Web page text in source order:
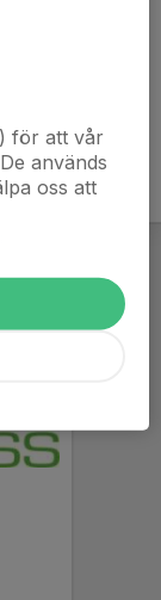
för att vår
används
oss att